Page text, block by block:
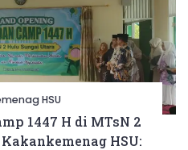
HSU
1447 H di MTsN 2
HSU: